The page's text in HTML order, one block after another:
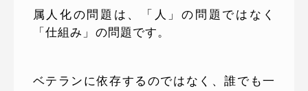
属人化の問題は、「人」の問題ではなく
「仕組み」の問題です。
ベテランに依存するのではなく、誰でも一